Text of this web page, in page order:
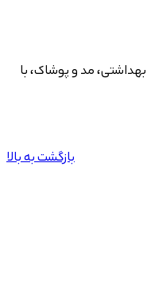
مد و پوشاک، با
بازگشت به بالا